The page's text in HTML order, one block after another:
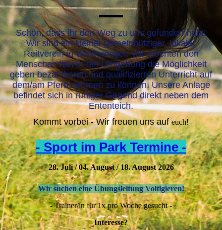
—
Schön, dass ihr den Weg zu uns gefunden habt!
Wir sind ein kleiner gemeinnütziger, lokaler
Reitverein in Westerenger. Wir möchten den
Menschen hier in der Umgebung die Möglichkeit
geben bezahlbaren und qualifizierten Unterricht auf
dem/am Pferd nehmen zu können. Unsere Anlage
befindet sich in ruhiger Gegend direkt neben dem
Ententeich.
Kommt vorbei - Wir freuen uns aufeuch!
- Sport im Park Termine -
28. Juli / 04. August / 18. August 2026
Wir suchen eine Übungsleitung Voltigieren!
- Trainer/in für 1x pro Woche gesucht -
Interesse?